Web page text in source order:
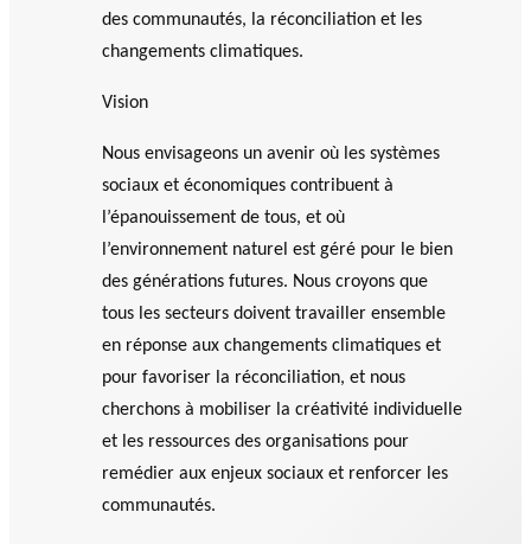
des communautés, la réconciliation et les
changements climatiques.
Vision
Nous envisageons un avenir où les systèmes
sociaux et économiques contribuent à
l’épanouissement de tous, et où
l’environnement naturel est géré pour le bien
des générations futures. Nous croyons que
tous les secteurs doivent travailler ensemble
en réponse aux changements climatiques et
pour favoriser la réconciliation, et nous
cherchons à mobiliser la créativité individuelle
et les ressources des organisations pour
remédier aux enjeux sociaux et renforcer les
communautés.